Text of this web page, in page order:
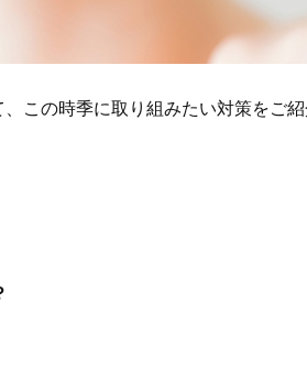
この時季に取り組みたい対策をご紹